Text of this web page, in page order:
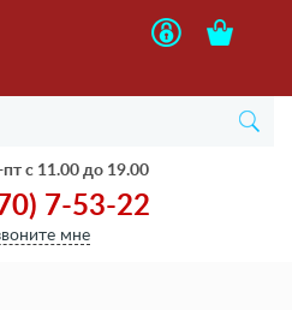
пт с 11.00 до 19.00
7-53-22
мне